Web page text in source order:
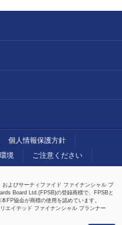
個人情報保護方針
境 ご注意ください
およびサーティファイド ファイナンシャル プ
Board Ltd.(FPSB)の登録商標で、FPSBと
FP協会が商標の使用を認めています。
エイテッド ファイナンシャル プランナー